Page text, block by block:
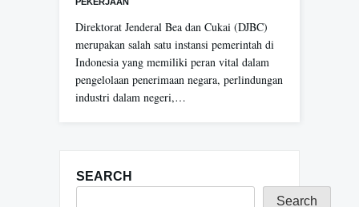
Direktorat Jenderal Bea dan Cukai (DJBC)
merupakan salah satu instansi pemerintah di
Indonesia yang memiliki peran vital dalam
pengelolaan penerimaan negara, perlindungan
industri dalam negeri,…
SEARCH
Search